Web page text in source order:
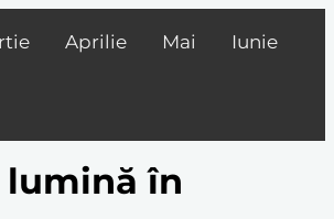
Aprilie Mai Iunie
lumină în